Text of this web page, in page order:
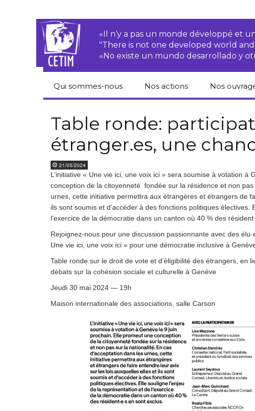
«Il n‘y a pas un monde développé et
"There is not one developed world
«No existe un mundo desarrollado y
Qui sommes-nous
Équipe
Newsletters
Rapports d’activités
Statuts
Nos actions
paysan.nes
transnationales
environnementale et
Droits économiques,
sociaux et culturels
développement
Par pays
Conférences
Archives à
disposition
Nos
du CETIM
PubliCETIM
Hors-série
humains
Diffusion
Table ronde:
étranger.es, une
21/05/2024
L’initiative « Une vie ici, une voix ici » sera soumise à votation à
conception de la citoyenneté fondée sur la résidence et non
urnes, cette initiative permettra aux étrangères et étrangers de
ils sont soumis et d’accéder à des fonctions politiques électives.
l’exercice de la démocratie dans un canton où 40 % des
Rejoignez-nous pour une discussion passionnante avec des
Une vie ici, une voix ici » pour une démocratie inclusive à
Table ronde sur le droit de vote et d’éligibilité des étrangers, en
débats sur la cohésion sociale et culturelle à Genève
Jeudi 30 mai 2024 — 19h
Maison internationale des associations, salle Carson